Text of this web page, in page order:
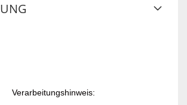
Verarbeitungshinweis: